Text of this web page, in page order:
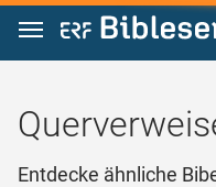
Zum Inhalt springen
Entdecke ähnliche